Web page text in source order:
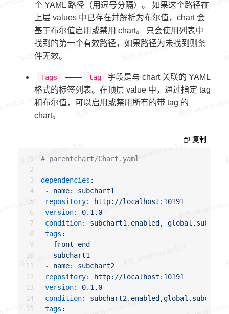
个 YAML 路径（用逗号分隔）。 如果这个路径在
上层 values 中已存在并解析为布尔值，chart 会
基于布尔值启用或禁用 chart。 只会使用列表中
找到的第一个有效路径，如果路径为未找到则条
件无效。
Tags —— tag
字段是与 chart 关联的 YAML
格式的标签列表。在顶层 value 中，通过指定 tag
和布尔值，可以启用或禁用所有的带 tag 的
chart。
复制
# parentchart/Chart.yaml
dependencies :
-
name: subchart1
repository:
http://localhost:10191
version:
0.1.0
condition:
subchart1.enabled,
tags :
-
front-end
-
subchart1
-
name: subchart2
repository:
http://localhost:10191
version:
0.1.0
condition:
tags :